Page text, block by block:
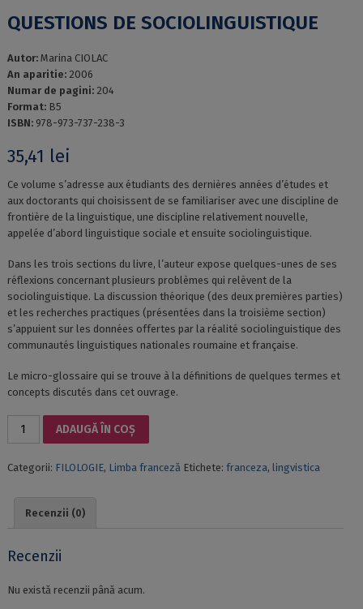
QUESTIONS DE SOCIOLINGUISTIQUE
Autor: Marina CIOLAC
An aparitie: 2006
Numar de pagini: 204
Format: B5
ISBN: 978-973-737-238-3
35,41 lei
Ce volume s’adresse aux étudiants des dernières années d’études et
aux doctorants qui choisissent de se familiariser avec une discipline de
frontière de la linguistique, une discipline relativement nouvelle,
appelée d’abord linguistique sociale et ensuite sociolinguistique.
Dans les trois sections du livre, l’auteur expose quelques-unes de ses
réflexions concernant plusieurs problèmes qui relèvent de la
sociolinguistique. La discussion théorique (des deux premières parties)
et les recherches practiques (présentées dans la troisième section)
s’appuient sur les données offertes par la réalité sociolinguistique des
communautés linguistiques nationales roumaine et française.
Le micro-glossaire qui se trouve à la définitions de quelques termes et
concepts discutés dans cet ouvrage.
Cantitate
SOCIOLINGUISTIQUE
ADAUGĂ ÎN COȘ
Categorii: FILOLOGIE, Limba franceză Etichete: franceza, lingvistica
Recenzii (0)
Recenzii
Nu există recenzii până acum.